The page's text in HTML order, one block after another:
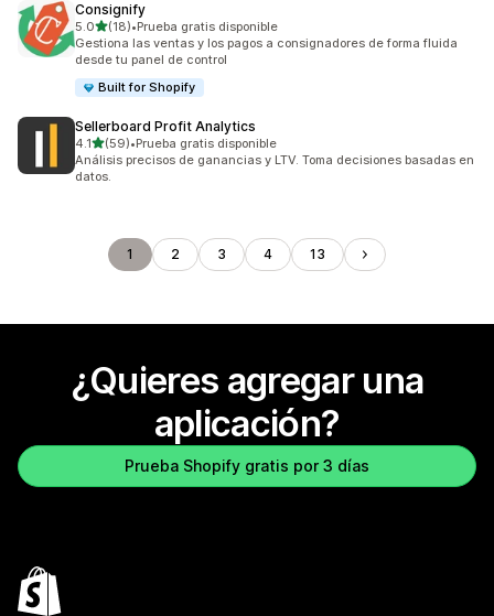
Consignify
5.0de 5 estrellas
(18)
18 reseñas en total
•Prueba gratis disponible
Gestiona las ventas y los pagos a consignadores de forma fluida
desde tu panel de control
Built for Shopify
Sellerboard Profit Analytics
4.1de 5 estrellas
(59)
59 reseñas en total
•Prueba gratis disponible
Análisis precisos de ganancias y LTV. Toma decisiones basadas en
datos.
1 2 3 4 13
¿Quieres agregar una
aplicación?
Prueba Shopify gratis por 3 días